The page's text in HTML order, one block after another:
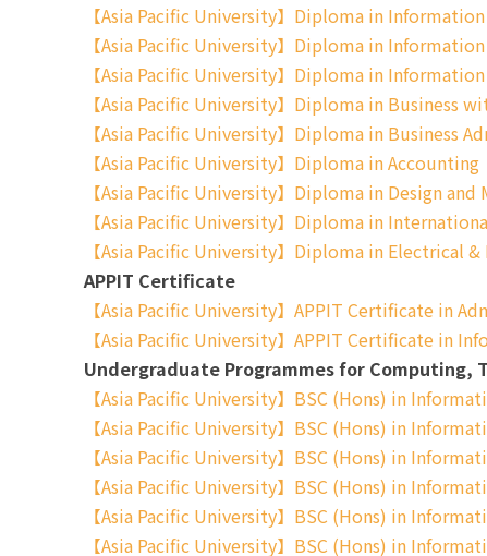
【Asia Pacific University】Diploma in
【Asia Pacific University】Diploma in
【Asia Pacific University】Diploma in
【Asia Pacific University】Diploma in Business
【Asia Pacific University】Diploma in Business
【Asia Pacific University】Diploma in Accounting
【Asia Pacific University】Diploma in Design and
【Asia Pacific University】Diploma in
【Asia Pacific University】Diploma in Electrical
APPIT Certificate
【Asia Pacific University】APPIT Certificate in
【Asia Pacific University】APPIT Certificate in
Undergraduate Programmes for Computing,
【Asia Pacific University】BSC (Hons) in
【Asia Pacific University】BSC (Hons) in
【Asia Pacific University】BSC (Hons) in
【Asia Pacific University】BSC (Hons) in
【Asia Pacific University】BSC (Hons) in
【Asia Pacific University】BSC (Hons) in